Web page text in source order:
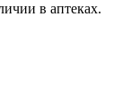
в аптеках.